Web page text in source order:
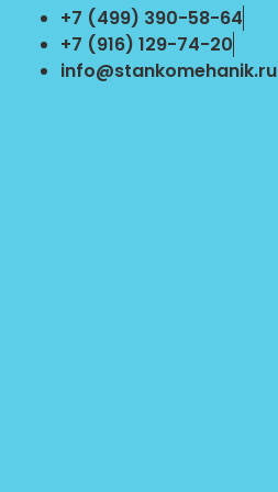
Перейти
содержимому
+7 (499) 390-58-64
+7 (916) 129-74-20
info@stankomehanik.ru